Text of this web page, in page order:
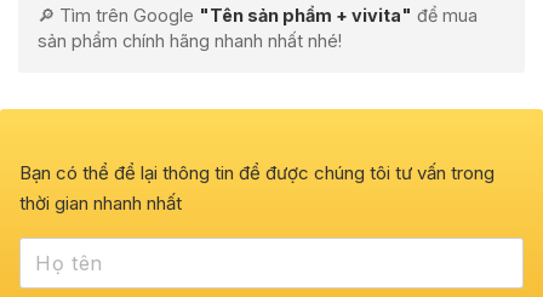
🔎 Tìm trên Google "Tên sản phẩm + vivita" để mua
sản phẩm chính hãng nhanh nhất nhé!
Bạn có thể để lại thông tin để được chúng tôi tư vấn trong
thời gian nhanh nhất